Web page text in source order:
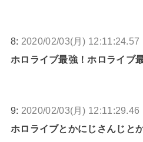
8: 2020/02/03(月) 12:11:24.57
ホロライブ最強！ホロライブ
9: 2020/02/03(月) 12:11:29.46
ホロライブとかにじさんじと